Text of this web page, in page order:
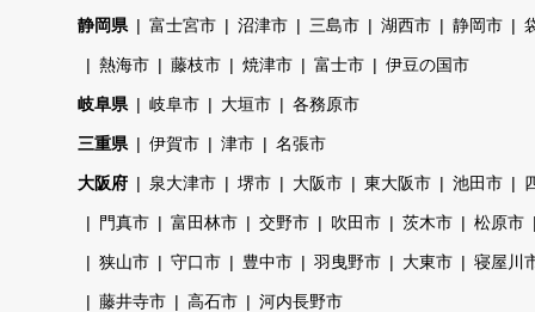
静岡県 富士宮市 沼津市 三島市 湖西市 静岡市
熱海市 藤枝市 焼津市 富士市 伊豆の国市
岐阜県 岐阜市 大垣市 各務原市
三重県 伊賀市 津市 名張市
大阪府 泉大津市 堺市 大阪市 東大阪市 池田市
門真市 富田林市 交野市 吹田市 茨木市 松原市
狭山市 守口市 豊中市 羽曳野市 大東市 寝屋川
藤井寺市 高石市 河内長野市